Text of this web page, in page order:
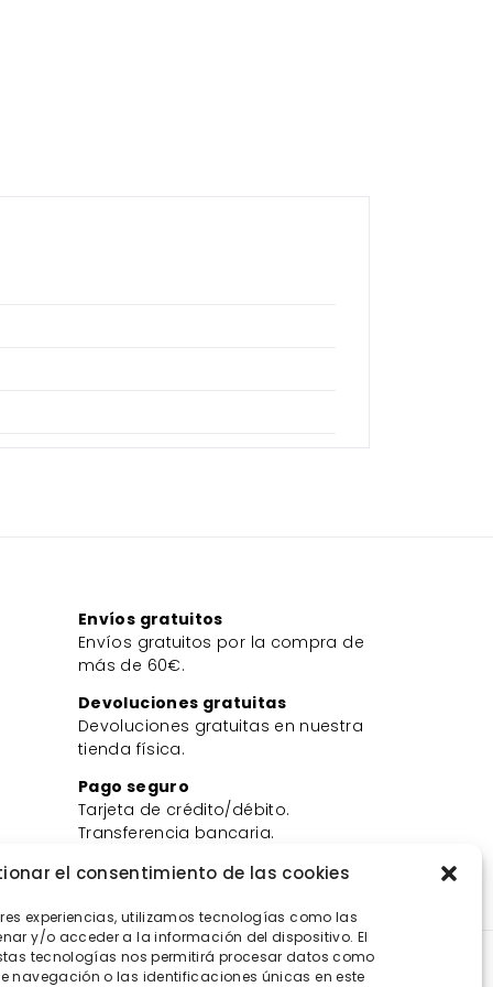
el consentimiento de las cookies
experiencias, utilizamos tecnologías como las
y/o acceder a la información del dispositivo. El
tecnologías nos permitirá procesar datos como
navegación o las identificaciones únicas en este
Envíos gratuitos
Envíos gratuitos por la compra de
más de 60€.
Devoluciones gratuitas
Devoluciones gratuitas en nuestra
tienda física.
Pago seguro
Tarjeta de crédito/débito.
Transferencia bancaria.